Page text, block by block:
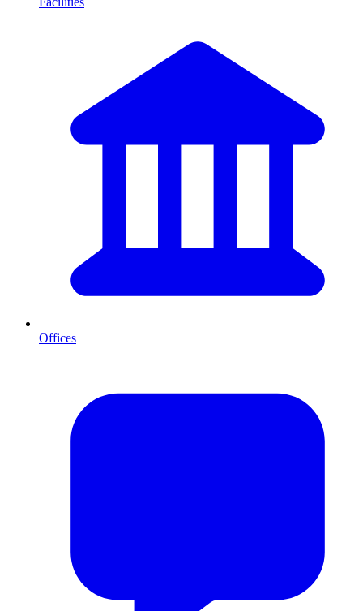
Offices